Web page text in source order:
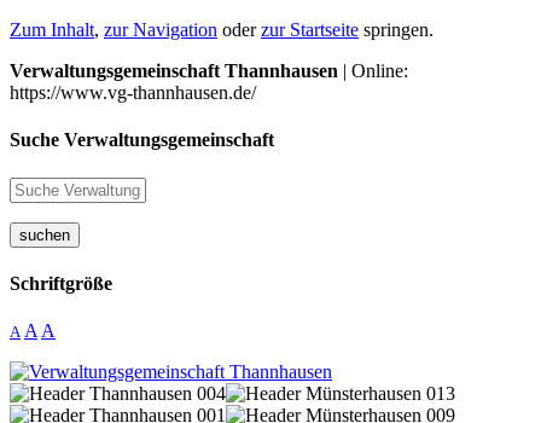
Zum Inhalt, zur Navigation oderzur Startseite springen.
Verwaltungsgemeinschaft Thannhausen | Online:
https://www.vg-thannhausen.de/
Suche Verwaltungsgemeinschaft
suchen
Schriftgröße
A A A